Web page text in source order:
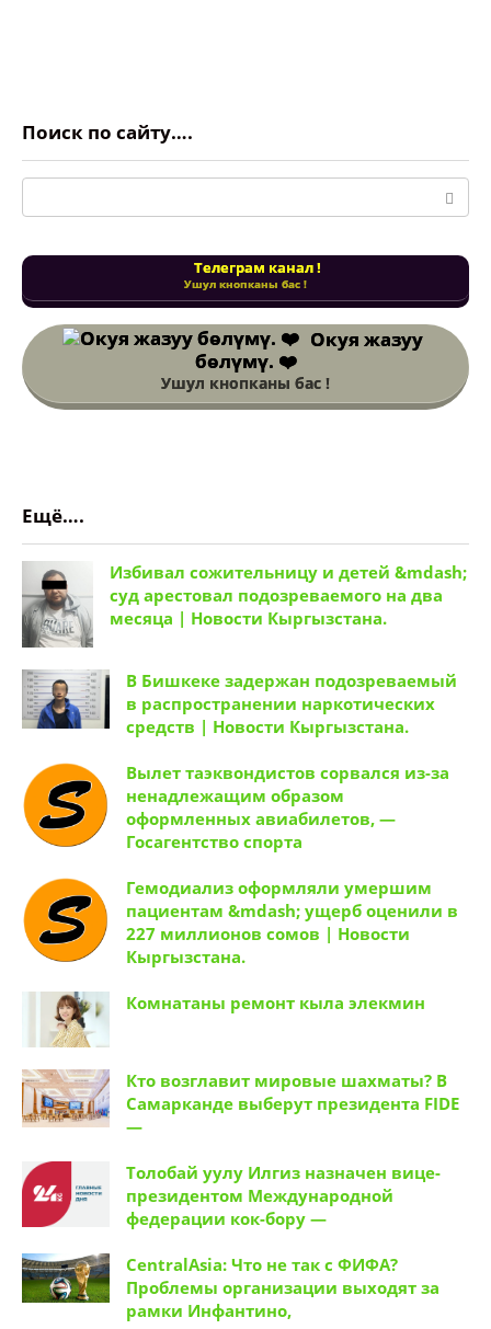
Поиск по сайту….
Поиск:
Телеграм канал !
Ушул кнопканы бас !
Окуя жазуу
бөлүмү. ❤️
Ушул кнопканы бас !
Ещё….
Избивал сожительницу и детей &mdash;
суд арестовал подозреваемого на два
месяца | Новости Кыргызстана.
В Бишкеке задержан подозреваемый
в распространении наркотических
средств | Новости Кыргызстана.
Вылет таэквондистов сорвался из-за
ненадлежащим образом
оформленных авиабилетов, —
Госагентство спорта
Гемодиализ оформляли умершим
пациентам &mdash; ущерб оценили в
227 миллионов сомов | Новости
Кыргызстана.
Комнатаны ремонт кыла элекмин
Кто возглавит мировые шахматы? В
Самарканде выберут президента FIDE
—
Толобай уулу Илгиз назначен вице-
президентом Международной
федерации кок-бору —
CentralAsia: Что не так с ФИФА?
Проблемы организации выходят за
рамки Инфантино,